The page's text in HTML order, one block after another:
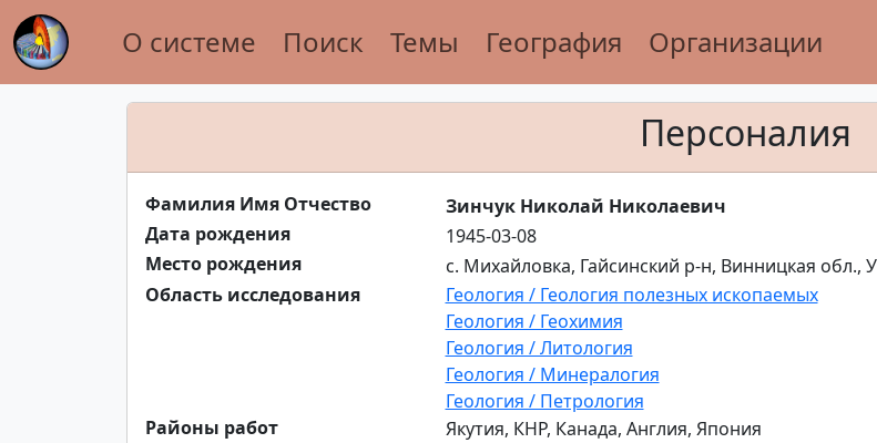
О системе Поиск Темы География Организации
Персоналия
Фамилия Имя Отчество
Зинчук Николай Николаевич
Дата рождения
1945-03-08
Место рождения
с. Михайловка, Гайсинский р-н, Винницкая обл.,
Область исследования
Геология / Геология полезных ископаемых
Геология / Геохимия
Геология / Литология
Геология / Минералогия
Геология / Петрология
Районы работ
Якутия, КНР, Канада, Англия, Япония